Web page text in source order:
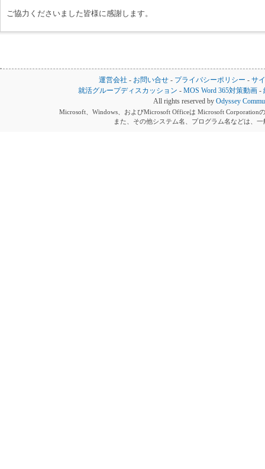
ご協力くださいました皆様に感謝します。
運営会社 - お問い合せ - プライバシーポリシー - サ
就活グループディスカッション -MOS Word 365対策動画 -
All rights reserved by Odyssey
Microsoft、Windows、およびMicrosoft Officeは Microsoft Corporation
また、その他システム名、プログラム名などは、